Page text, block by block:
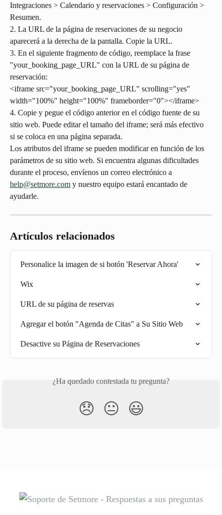
Integraciones > Calendario y reservaciones > Configuración >
Resumen.
2. La URL de la página de reservaciones de su negocio
aparecerá a la derecha de la pantalla. Copie la URL.
3. En el siguiente fragmento de código, reemplace la frase
"your_booking_page_URL" con la URL de su página de
reservación:
<iframe src="your_booking_page_URL" scrolling="yes"
width="100%" height="100%" frameborder="0"></iframe>
4. Copie y pegue el código anterior en el código fuente de su
sitio web. Puede editar el tamaño del iframe; será más efectivo
si se coloca en una página separada.
Los atributos del iframe se pueden modificar en función de los
parámetros de su sitio web. Si encuentra algunas dificultades
durante el proceso, envíenos un correo electrónico a
help@setmore.com y nuestro equipo estará encantado de
ayudarle.
Artículos relacionados
Personalice la imagen de si botón 'Reservar Ahora'
Wix
URL de su página de reservas
Agregar el botón "Agenda de Citas" a Su Sitio Web
Desactive su Página de Reservaciones
¿Ha quedado contestada tu pregunta?
😞 😐 😃